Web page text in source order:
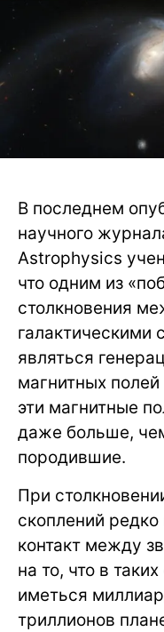
В последнем
научного
Astrophysics
что одним из
столкновения
галактическими
являться
магнитных
эти магнитные
даже больше,
породившие.
При
скоплений
контакт между
на то, что в
иметься
триллионов